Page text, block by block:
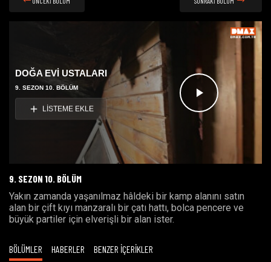
Videoyu
Oynat
DOĞA EVİ USTALARI
9. SEZON 10. BÖLÜM
LİSTEME EKLE
9. SEZON 10. BÖLÜM
Yakın zamanda yaşanılmaz hâldeki bir kamp alanını satın
alan bir çift kıyı manzaralı bir çatı hattı, bolca pencere ve
büyük partiler için elverişli bir alan ister.
BÖLÜMLER HABERLER BENZER İÇERİKLER